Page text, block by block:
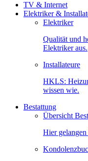
TV & Internet
Elektriker &
Elektriker
Qualität und
Elektriker aus.
Installateure
HKLS:
wissen wie.
Bestattung
Übersicht
Hier